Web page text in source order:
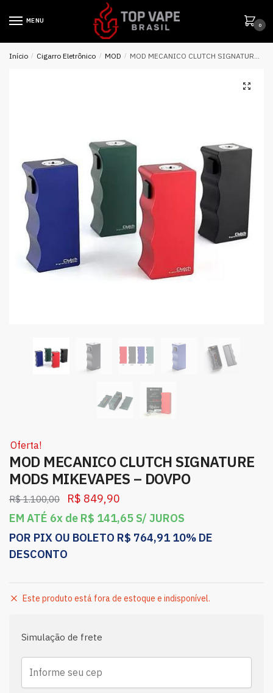
MENU
0
Início / Cigarro Eletrônico / MOD / MOD MECANICO CLUTCH SIGNATURE MODS MIKEVAPES – DOVPO
Oferta!
MOD MECANICO CLUTCH SIGNATURE
MODS MIKEVAPES – DOVPO
R$1.100,00 R$ 849,90
EM ATÉ 6x de R$ 141,65 S/ JUROS
POR PIX OU BOLETO R$ 764,91 10% DE
DESCONTO
Este produto está fora de estoque e indisponível.
Simulação de frete